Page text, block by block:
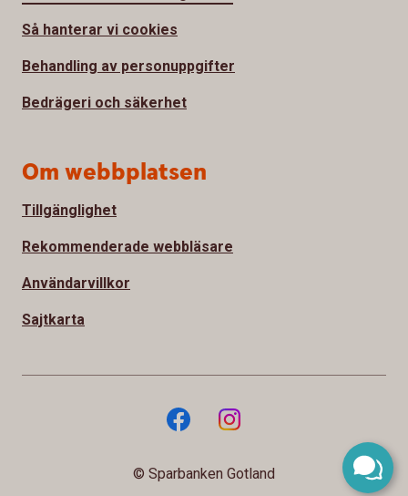
Så hanterar vi cookies
Behandling av personuppgifter
Bedrägeri och säkerhet
Om webbplatsen
Tillgänglighet
Rekommenderade webbläsare
Användarvillkor
Sajtkarta
© Sparbanken Gotland